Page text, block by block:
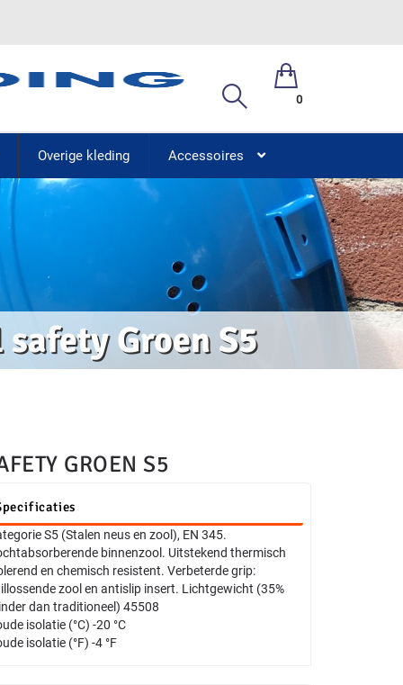
0
Overige kleding Accessoires
Groen S5
GROEN S5
S5 (Stalen neus en zool), EN 345.
binnenzool. Uitstekend thermisch
en chemisch resistent. Verbeterde grip:
zool en antislip insert. Lichtgewicht (35%
dan traditioneel) 45508
isolatie (°C) -20 °C
isolatie (°F) -4 °F